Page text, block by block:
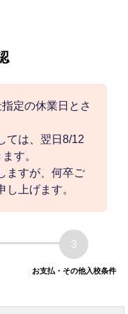
定の休業日とさ
ては、翌日8/12
す。
ますが、何卒ご
上げます。
3
お支払・その他入校条件